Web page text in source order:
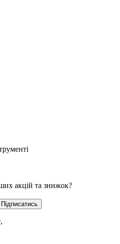
акцій та знижок?
Підписатись